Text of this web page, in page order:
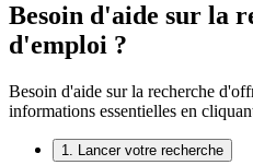
Besoin d'aide sur la
d'emploi ?
Besoin d'aide sur la recherche
informations essentielles en
1. Lancer votre recherche